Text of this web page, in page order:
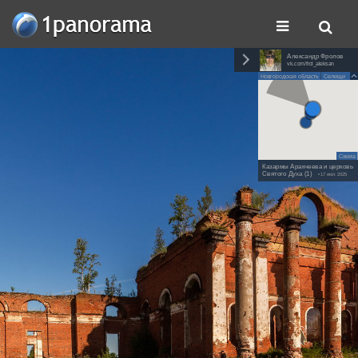
Александр Фролов
vk.com/frol_aleksan
Новгородская область Селищи
Схема
Казармы Аракчеева и церковь
Святого Духа (1) • 17 июл. 2025